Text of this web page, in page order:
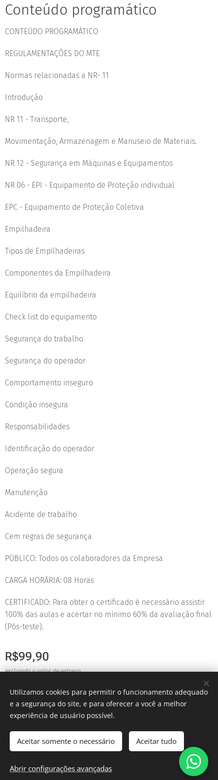
Conteúdo programático
CONTEÚDO PROGRAMÁTICO
REGULAMENTAÇÕES DO MTE
Normas relacionadas a NR- 11
Introdução
NR 11 - Transporte,
Movimentação, Armazenagem e Manuseio de Materiais.
NR 12 - Segurança em Máquinas e Equipamentos
NR 06 - EPI - Equipamento de Proteção individual
EPC - Equipamento de Proteção Coletiva
Empilhadeira
Tipos de Empilhadeiras
Componentes da Empilhadeira
Equilíbrio da empilhadeira
Check list do equipamento
Segurança do trabalho
Segurança do operador
Comportamento inseguro
Condição insegura
Responsabilidades
Identificação do operador
Operação segura
Manutenção
Acidente de trabalho
Cem regras de segurança
PÚBLICO: Todos os colaboradores da Empresa
CARGA HORÁRIA: 08 Horas
CERTIFICADO: Para obter o certificado é necessário assistir
100% das aulas e acertar no mínimo 60% da avaliação final
(Pós-teste).
R$99,90
excluindo o valor de entrega
© 2025 Evoluir Segurança e Saúde no Trabalho
Utilizamos cookies para permitir o funcionamento adequado
e a segurança do site, e para oferecer a você a melhor
experiência de usuário possível.
Aceitar somente o necessário Aceitar tudo
Abrir configurações avançadas